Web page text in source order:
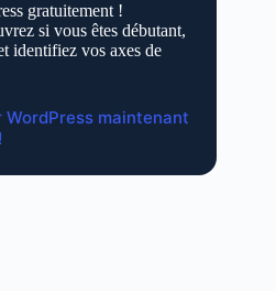
gratuitement !
si vous êtes débutant,
identifiez vos axes de
maintenant
!